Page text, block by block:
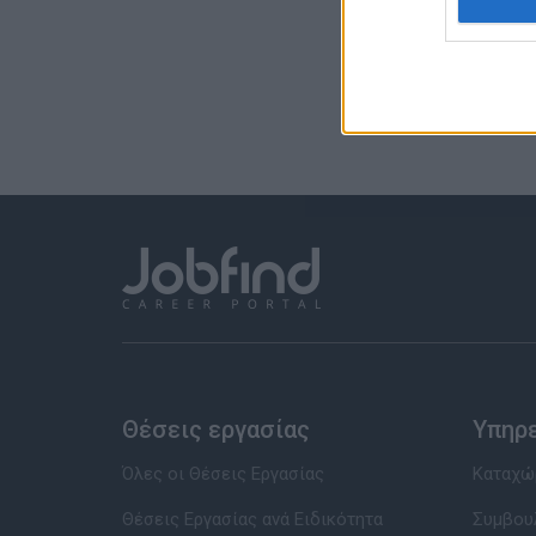
Θέσεις εργασίας
Όλες οι Θέσεις Εργασίας
Θέσεις Εργασίας ανά Ειδικότητα